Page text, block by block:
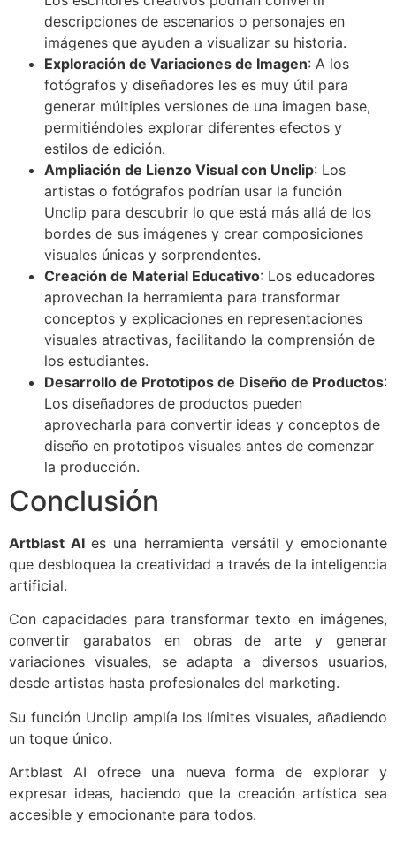
descripciones de escenarios o personajes en
imágenes que ayuden a visualizar su historia.
Exploración de Variaciones de Imagen: A los
fotógrafos y diseñadores les es muy útil para
generar múltiples versiones de una imagen base,
permitiéndoles explorar diferentes efectos y
estilos de edición.
Ampliación de Lienzo Visual con Unclip: Los
artistas o fotógrafos podrían usar la función
Unclip para descubrir lo que está más allá de los
bordes de sus imágenes y crear composiciones
visuales únicas y sorprendentes.
Creación de Material Educativo: Los educadores
aprovechan la herramienta para transformar
conceptos y explicaciones en representaciones
visuales atractivas, facilitando la comprensión de
los estudiantes.
Desarrollo de Prototipos de Diseño de Productos:
Los diseñadores de productos pueden
aprovecharla para convertir ideas y conceptos de
diseño en prototipos visuales antes de comenzar
la producción.
Conclusión
Artblast AIes una herramienta versátil y emocionante
que desbloquea la creatividad a través de la inteligencia
artificial.
Con capacidades para transformar texto en imágenes,
convertir garabatos en obras de arte y generar
variaciones visuales, se adapta a diversos usuarios,
desde artistas hasta profesionales del marketing.
Su función Unclip amplía los límites visuales, añadiendo
un toque único.
Artblast AI ofrece una nueva forma de explorar y
expresar ideas, haciendo que la creación artística sea
accesible y emocionante para todos.